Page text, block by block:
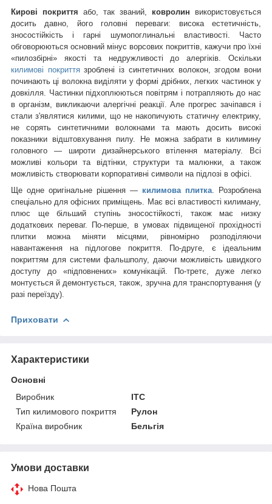
Кирові покриття або, так званий, ковролин використовується
досить давно, його головні переваги: висока естетичність,
зносостійкість і гарні шумопоглинальні властивості. Часто
обговорюються основний мінус ворсових покриттів, кажучи про їхні
«пилозбірні» якості та недружливості до алергіків. Оскільки
килимові покриттязроблені із синтетичних волокон, згодом вони
починають ці волокна виділяти у формі дрібних, легких частинок у
довкілля. Частинки підхоплюються повітрям і потрапляють до нас
в організм, викликаючи алергічні реакції. Але прогрес зачіпався і
стали з'являтися килими, що не накопичують статичну електрику,
не сорять синтетичними волокнами та мають досить високі
показники відштовхування пилу. Не можна забрати в килимину
головного — широти дизайнерського втілення матеріалу. Всі
можливі кольори та відтінки, структури та малюнки, а також
можливість створювати корпоративні символи на підлозі в офісі.
Ще одне оригінальне рішення — килимова плитка . Розроблена
спеціально для офісних приміщень. Має всі властивості килиману,
плюс ще більший ступінь зносостійкості, також має низку
додаткових переваг. По-перше, в умовах підвищеної прохідності
плитки можна міняти місцями, рівномірно розподіляючи
навантаження на підлогове покриття. По-друге, є ідеальним
покриттям для системи фальшполу, даючи можливість швидкого
доступу до «підповнених» комунікацій. По-третє, дуже легко
монтується й демонтується, також, зручна для транспортування (у
разі переїзду).
Приховати
Характеристики
Основні
Виробник
ITC
Тип килимового покриття
Рулон
Країна виробник
Бельгія
Умови доставки
Нова Пошта